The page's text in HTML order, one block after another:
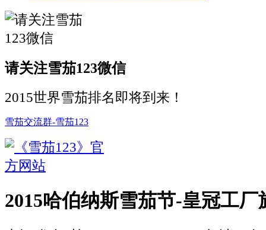
请关注雪茄123微信
2015世界雪茄排名即将到来！
雪茄交流群-雪茄123
2015哈伯纳斯雪茄节-皇冠工厂